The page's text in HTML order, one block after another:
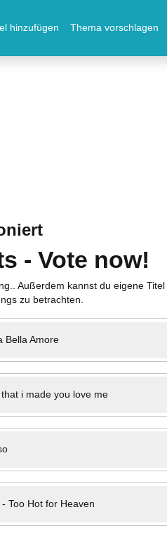
hinzufügen Thema vorschlagen
- Vote now!
Außerdem kannst du eigene Titel
zu betrachten.
Bella Amore
that i made you love me
Too Hot for Heaven